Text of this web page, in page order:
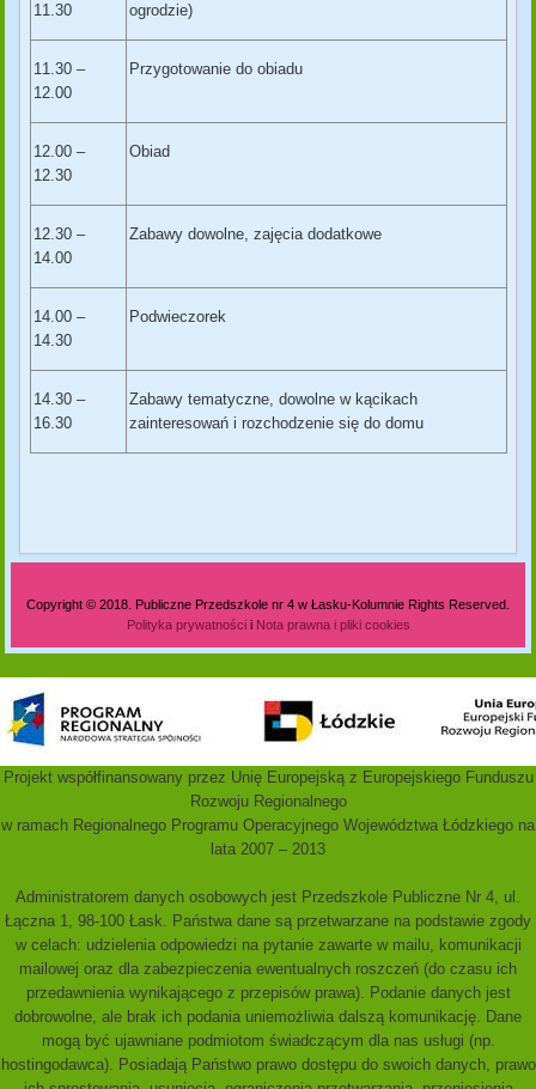
11.30
ogrodzie)
11.30 –
12.00
Przygotowanie do obiadu
12.00 –
12.30
Obiad
12.30 –
14.00
Zabawy dowolne, zajęcia dodatkowe
14.00 –
14.30
Podwieczorek
14.30 –
16.30
Zabawy tematyczne, dowolne w kącikach
zainteresowań i rozchodzenie się do domu
Copyright © 2018. Publiczne Przedszkole nr 4 w Łasku-Kolumnie Rights Reserved.
Polityka prywatnościi Nota prawna i pliki cookies
Projekt współfinansowany przez Unię Europejską z Europejskiego Funduszu
Rozwoju Regionalnego
w ramach Regionalnego Programu Operacyjnego Województwa Łódzkiego na
lata 2007 – 2013
Administratorem danych osobowych jest Przedszkole Publiczne Nr 4, ul.
Łączna 1, 98-100 Łask. Państwa dane są przetwarzane na podstawie zgody
w celach: udzielenia odpowiedzi na pytanie zawarte w mailu, komunikacji
mailowej oraz dla zabezpieczenia ewentualnych roszczeń (do czasu ich
przedawnienia wynikającego z przepisów prawa). Podanie danych jest
dobrowolne, ale brak ich podania uniemożliwia dalszą komunikację. Dane
mogą być ujawniane podmiotom świadczącym dla nas usługi (np.
hostingodawca). Posiadają Państwo prawo dostępu do swoich danych, prawo